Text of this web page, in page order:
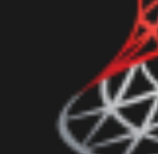
Como utilizar
reais